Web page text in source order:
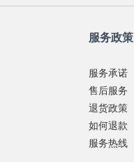
服务政策
服务承诺
售后服务
退货政策
如何退款
服务热线